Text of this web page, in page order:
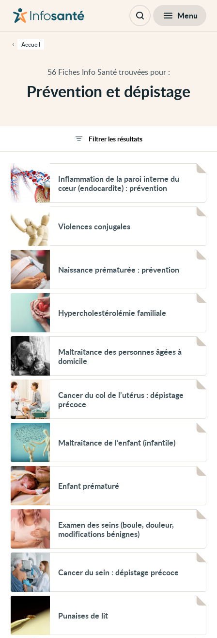
contenu
cette
principalePrévention et dépistage
56 Fiches Info Santé trouvées pour :
Accueil
principale
Ouvrir Menu
Voir
Inflammation
de
la
paroi
du
cœur
(endocardite)
prévention
Inflammation de la paroi interne du
cœur (endocardite) : prévention
Violences
conjugales
Violences conjugales
Voir
Naissance
prématurée
:
prévention
Naissance prématurée : prévention
Voir
Hypercholestérolémie
familiale
Hypercholestérolémie familiale
Voir
Maltraitance
des
personnes
âgées
à
domicile
Maltraitance des personnes âgées à
domicile
Voir
Cancer
du
col
de
l’utérus
:
dépistage
précoce
Cancer du col de l’utérus : dépistage
précoce
Voir
Maltraitance
de
l’enfant
(infantile)
Maltraitance de l’enfant (infantile)
Voir
Enfant
prématuré
Enfant prématuré
Voir
Examen
des
seins
(boule,
douleur,
modifications
bénignes)
Examen des seins (boule, douleur,
modifications bénignes)
Voir
Cancer
du
sein
:
dépistage
Cancer du sein : dépistage précoce
Voir
lit
Punaises de lit
Filtrer les résultats
Filtres Fermer